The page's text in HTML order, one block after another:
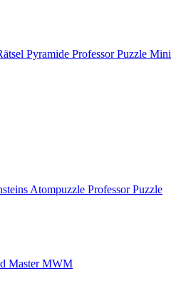
Professor Puzzle Mini
Professor Puzzle
Master MWM